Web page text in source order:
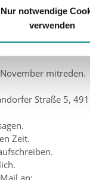
Nur notwendige
verwenden
Gemeinden
mitreden.
Straße 5,
Zeit.